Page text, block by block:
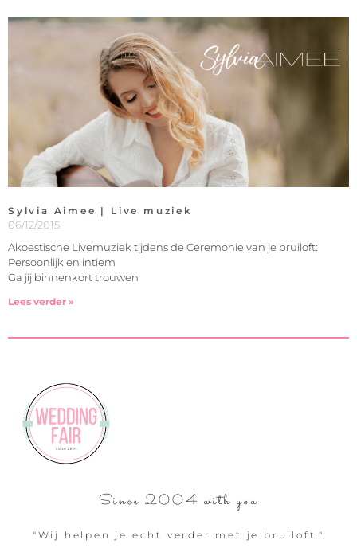
Sylvia Aimee | Live muziek
06/12/2015
Akoestische Livemuziek tijdens de Ceremonie van je bruiloft:
Persoonlijk en intiem
Ga jij binnenkort trouwen
Lees verder »
Since 2004 with you
"Wij helpen je echt verder met je bruiloft."